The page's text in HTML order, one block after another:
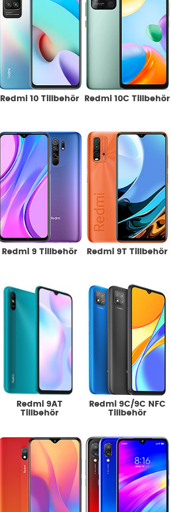
Redmi 10 Tillbehör Redmi 10C Tillbehör
Redmi 9 Tillbehör Redmi 9T Tillbehör
Redmi 9AT
Tillbehör
Redmi 9C/9C NFC
Tillbehör